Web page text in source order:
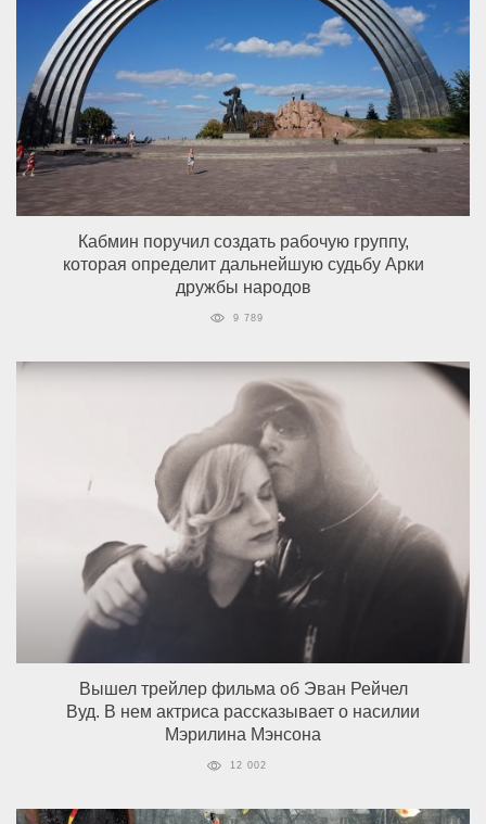
Кабмин поручил создать рабочую группу,
которая определит дальнейшую судьбу Арки
дружбы народов
9 789
Вышел трейлер фильма об Эван Рейчел
Вуд. В нем актриса рассказывает о насилии
Мэрилина Мэнсона
12 002